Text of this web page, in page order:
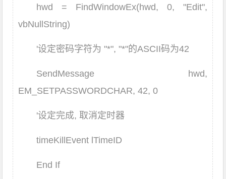
hwd = FindWindowEx(hwd, 0, "Edit",
vbNullString)
'设定密码字符为 "*", "*"的ASCII码为42
SendMessage hwd,
EM_SETPASSWORDCHAR, 42, 0
'设定完成, 取消定时器
timeKillEvent lTimeID
End If